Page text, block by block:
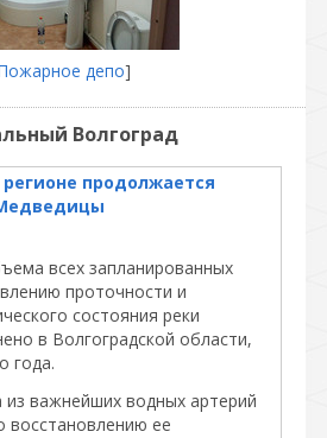
депо]
Волгоград
продолжается
всех запланированных
проточности и
состояния реки
в Волгоградской области,
года.
важнейших водных артерий
восстановлению ее